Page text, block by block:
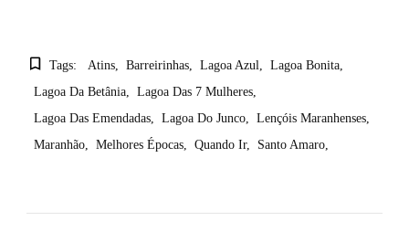
Tags: Atins Barreirinhas Lagoa Azul
Lagoa Bonita
Lagoa Da Betânia
Lagoa Das 7 Mulheres
Lagoa Das Emendadas
Lagoa Do Junco
Lençóis Maranhenses
Maranhão
Melhores Épocas Quando Ir Santo Amaro